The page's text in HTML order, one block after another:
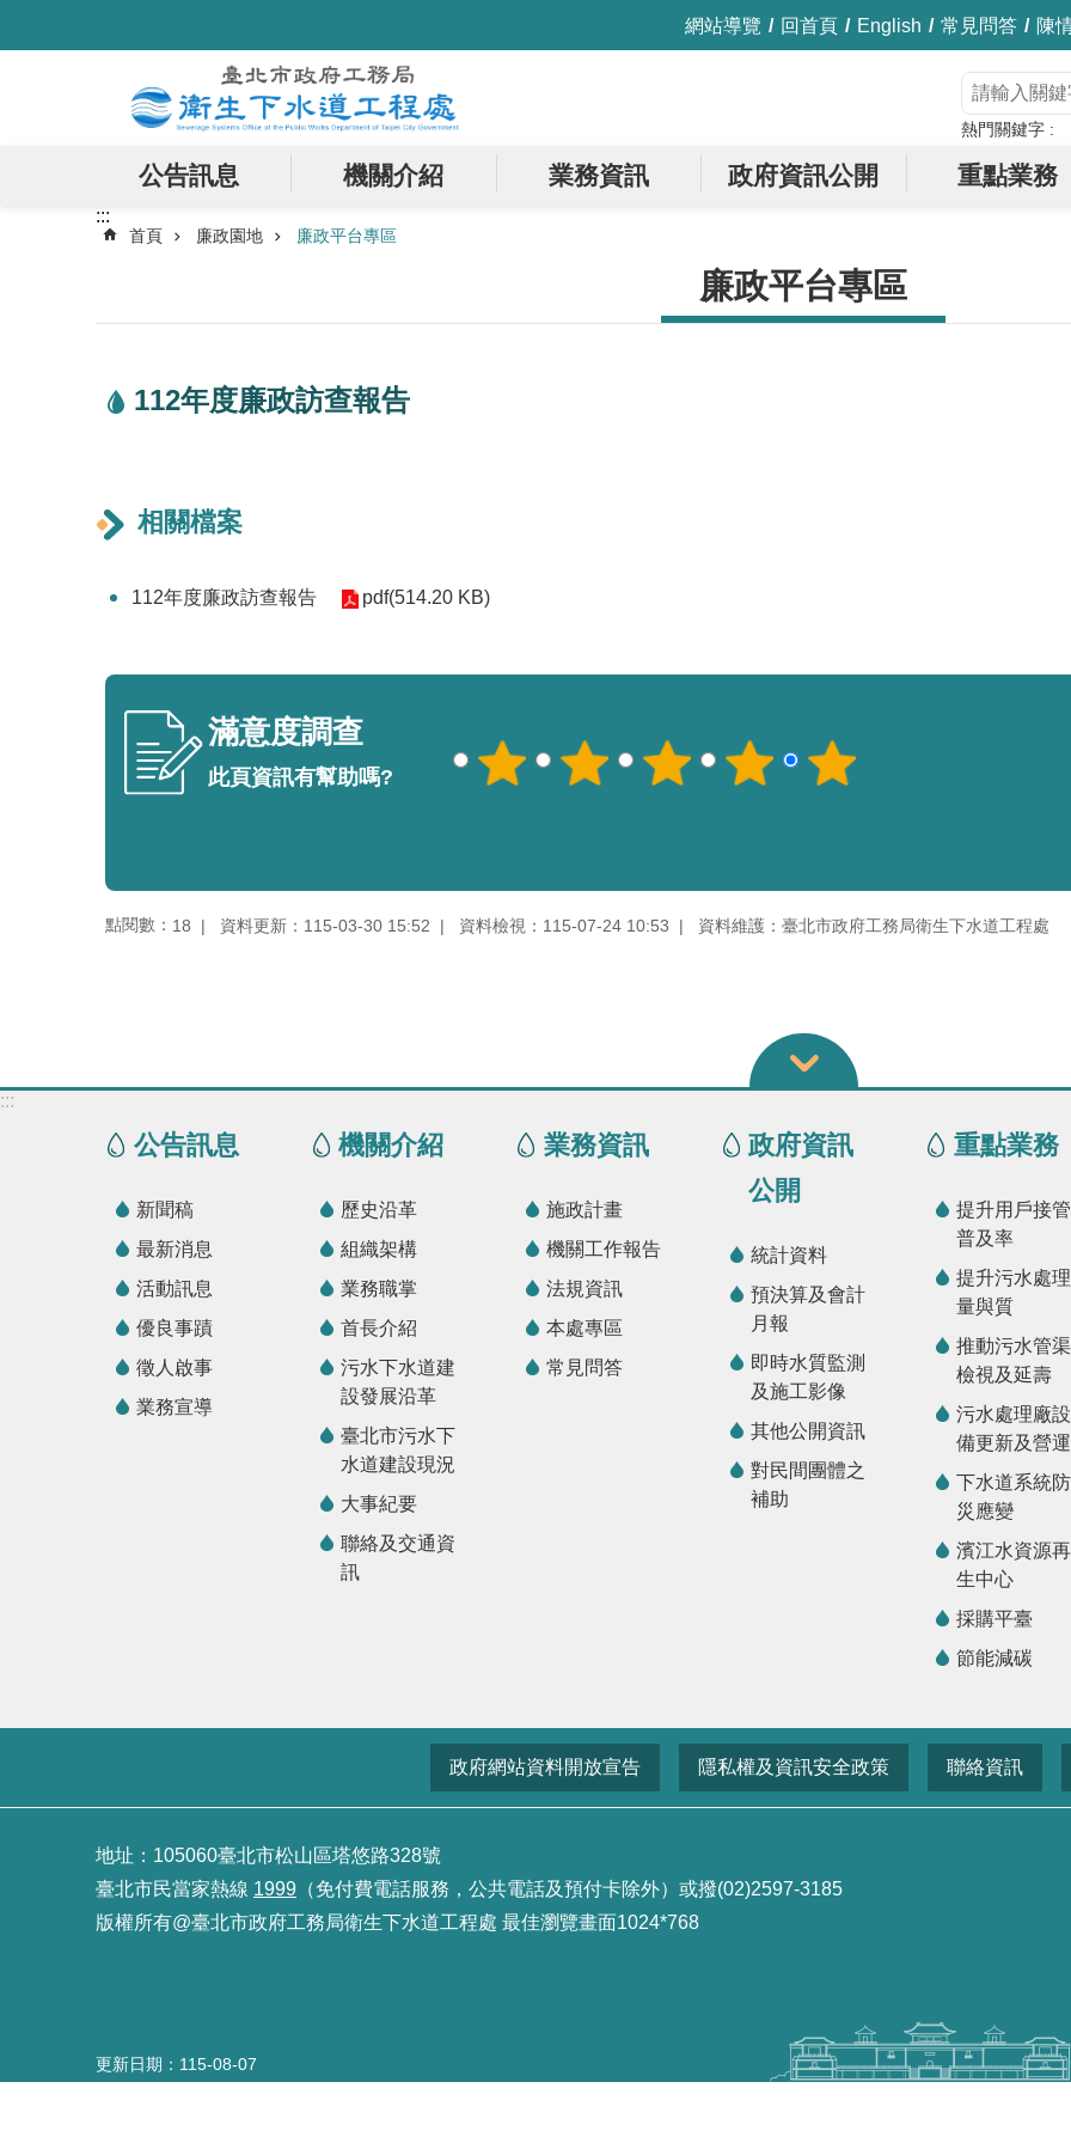
網站導覽 回首頁 English 常見問答 陳
熱門關鍵字
公告訊息 機關介紹 業務資訊 政府資訊公開 重點業務
:::
首頁 廉政園地 廉政平台專區
廉政平台專區
112年度廉政訪查報告
相關檔案
112年度廉政訪查報告 pdf(514.20 KB)
滿意度調查
此頁資訊有幫助嗎?
點閱數： 18 資料更新：115-03-30 15:52 資料檢視：115-07-24 10:53 資料維護：臺北市政府工務局衛生下水道工程處
:::
公告訊息
新聞稿
最新消息
活動訊息
優良事蹟
徵人啟事
業務宣導
機關介紹
歷史沿革
組織架構
業務職掌
首長介紹
污水下水道建
設發展沿革
臺北市污水下
水道建設現況
大事紀要
聯絡及交通資
訊
業務資訊
施政計畫
機關工作報告
法規資訊
本處專區
常見問答
政府資訊
公開
統計資料
預決算及會計
月報
即時水質監測
及施工影像
其他公開資訊
對民間團體之
補助
重點業務
提升用戶接管
普及率
提升污水處理
量與質
推動污水管渠
檢視及延壽
污水處理廠設
備更新及營運
下水道系統防
災應變
濱江水資源再
生中心
採購平臺
節能減碳
政府網站資料開放宣告 隱私權及資訊安全政策 聯絡資訊
地址：105060臺北市松山區塔悠路328號
臺北市民當家熱線 1999 （免付費電話服務，公共電話及預付卡除外）或撥(02)2597-3185
版權所有@臺北市政府工務局衛生下水道工程處 最佳瀏覽畫面1024*768
更新日期 115-08-07